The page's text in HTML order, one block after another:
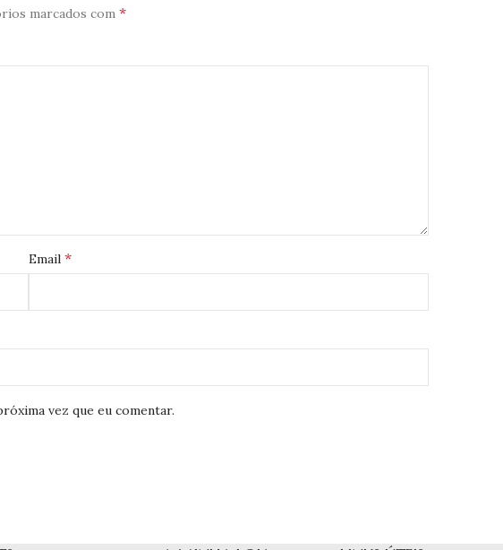
marcados com *
Email *
vez que eu comentar.